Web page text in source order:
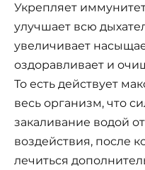
Укрепляет
улучшает всю
увеличивает
оздоравливает и
То есть действует
весь организм, что
закаливание водой
воздействия, после
лечиться